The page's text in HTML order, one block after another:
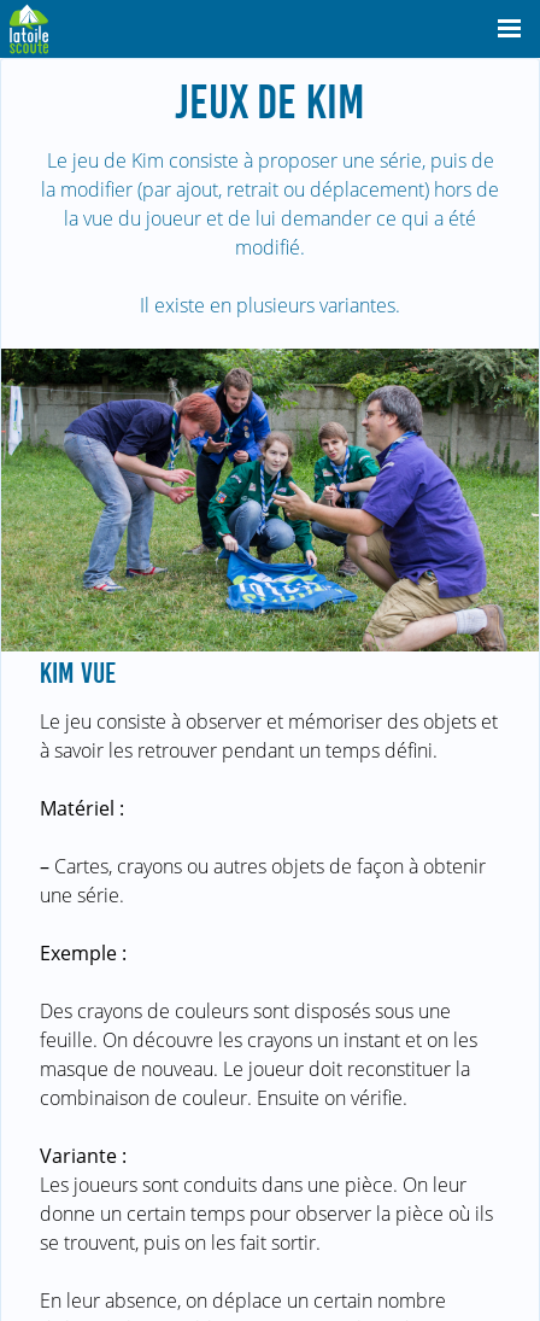
JEUX DE KIM
Le jeu de Kim consiste à proposer une série, puis de
la modifier (par ajout, retrait ou déplacement) hors de
la vue du joueur et de lui demander ce qui a été
modifié.
Il existe en plusieurs variantes.
KIM VUE
Le jeu consiste à observer et mémoriser des objets et
à savoir les retrouver pendant un temps défini.
Matériel :
– Cartes, crayons ou autres objets de façon à obtenir
une série.
Exemple :
Des crayons de couleurs sont disposés sous une
feuille. On découvre les crayons un instant et on les
masque de nouveau. Le joueur doit reconstituer la
combinaison de couleur. Ensuite on vérifie.
Variante :
Les joueurs sont conduits dans une pièce. On leur
donne un certain temps pour observer la pièce où ils
se trouvent, puis on les fait sortir.
En leur absence, on déplace un certain nombre